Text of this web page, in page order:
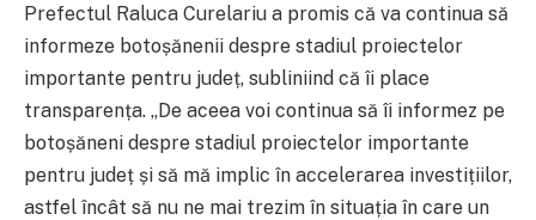
Prefectul Raluca Curelariu a promis că va continua să
informeze botoșănenii despre stadiul proiectelor
importante pentru județ, subliniind că îi place
transparența. „De aceea voi continua să îi informez pe
botoșăneni despre stadiul proiectelor importante
pentru județ și să mă implic în accelerarea investițiilor,
astfel încât să nu ne mai trezim în situația în care un